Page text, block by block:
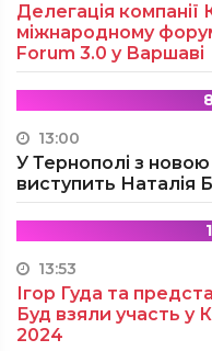
Делегація
міжнародному
Forum 3.0 у Варшаві
13:00
У Тернополі з
виступить Наталія
13:53
Ігор Гуда та
Буд взяли участь у
2024